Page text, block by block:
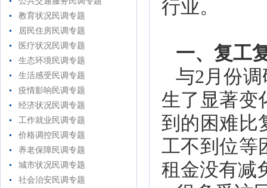
教育状况民调专题
居民住房民调专题
医疗状况民调专题
生态环境民调专题
生活感受民调专题
疫情影响民调专题
经济状况民调专题
工作就业民调专题
价格调控民调专题
养老保障民调专题
城市状况民调专题
社会治安民调专题
行业。
一、复工
与2月份
生了显著变
到的困难比
工不到位等
租金没有减